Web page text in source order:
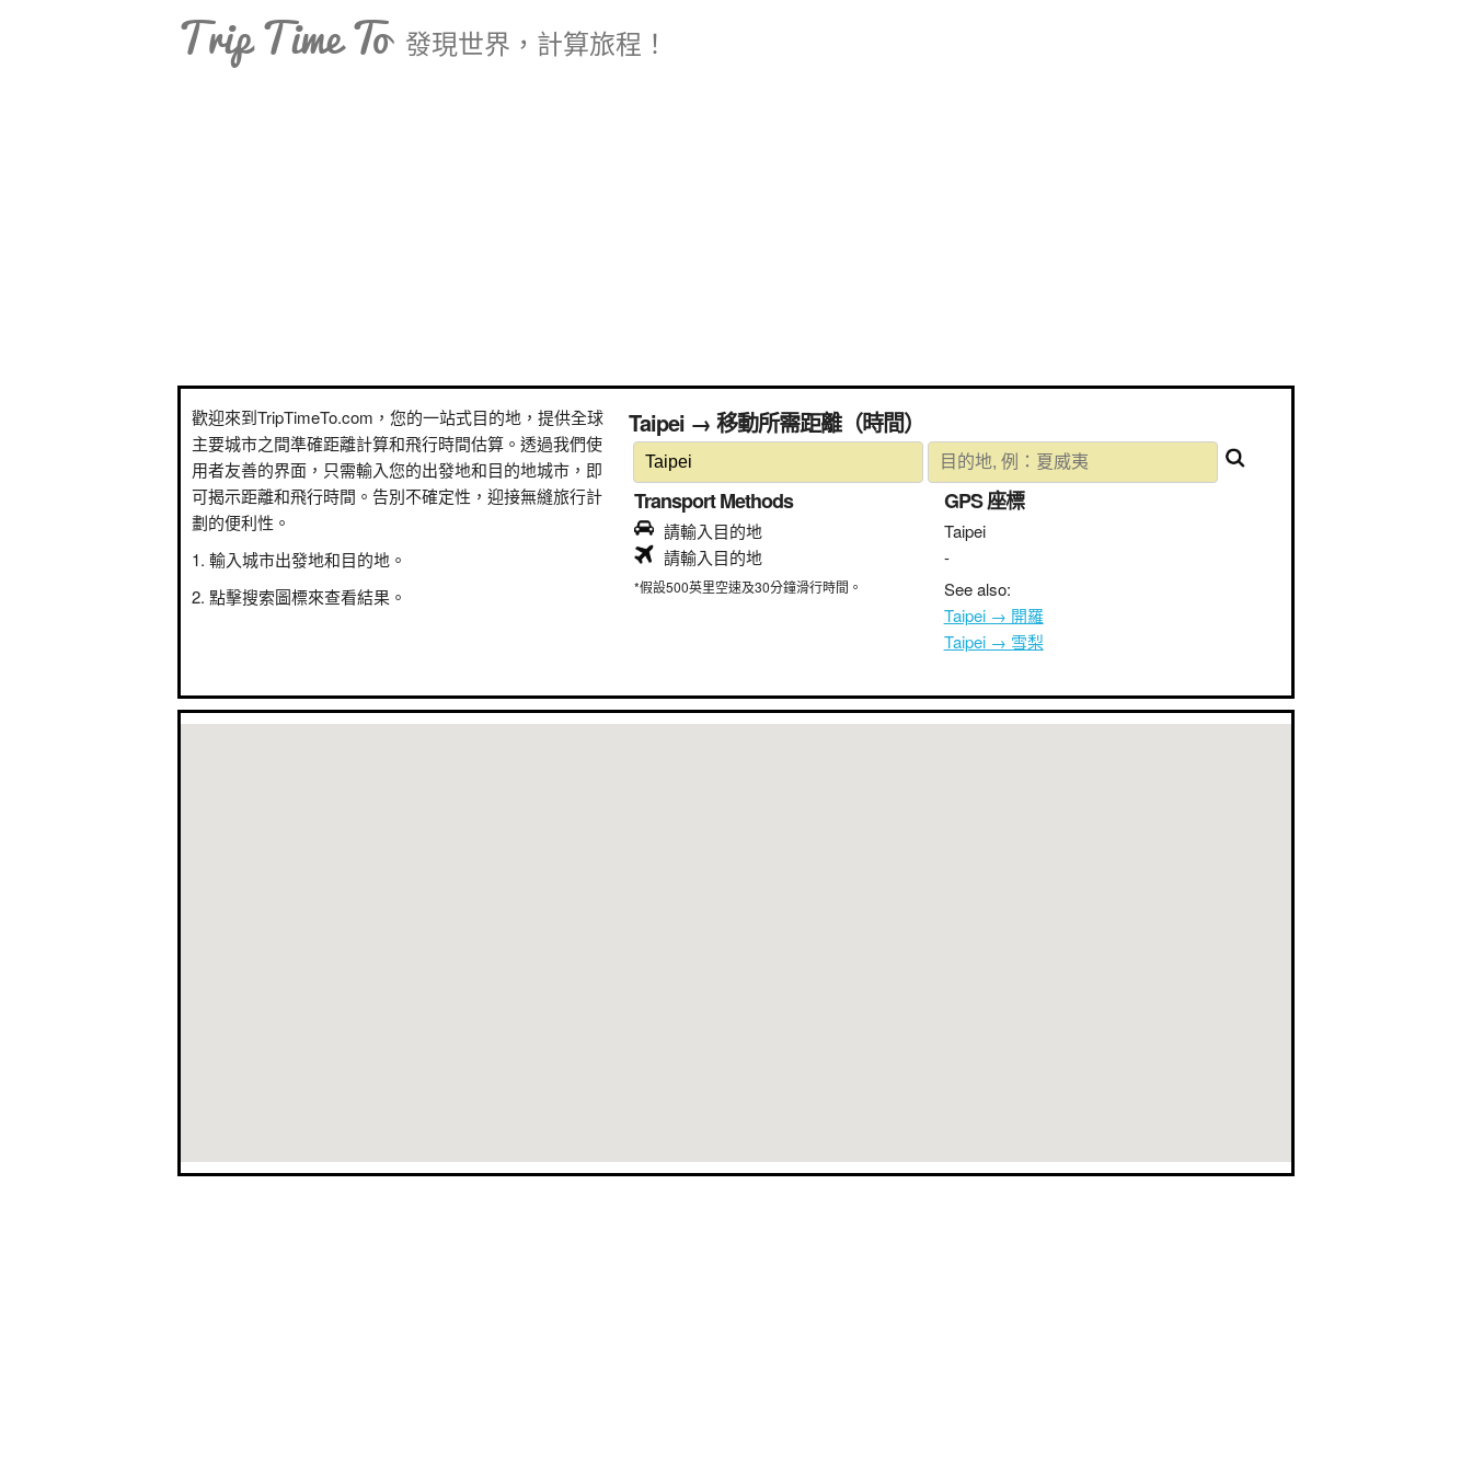
Trip Time To 發現世界，計算旅程！
歡迎來到TripTimeTo.com，您的一站式目的地，提供全球
主要城市之間準確距離計算和飛行時間估算。透過我們使
用者友善的界面，只需輸入您的出發地和目的地城市，即
可揭示距離和飛行時間。告別不確定性，迎接無縫旅行計
劃的便利性。
輸入城市出發地和目的地。
點擊搜索圖標來查看結果。
Taipei → 移動所需距離（時間）
Transport Methods
請輸入目的地
請輸入目的地
*假設500英里空速及30分鐘滑行時間。
GPS 座標
Taipei
-
See also:
Taipei → 開羅
Taipei → 雪梨